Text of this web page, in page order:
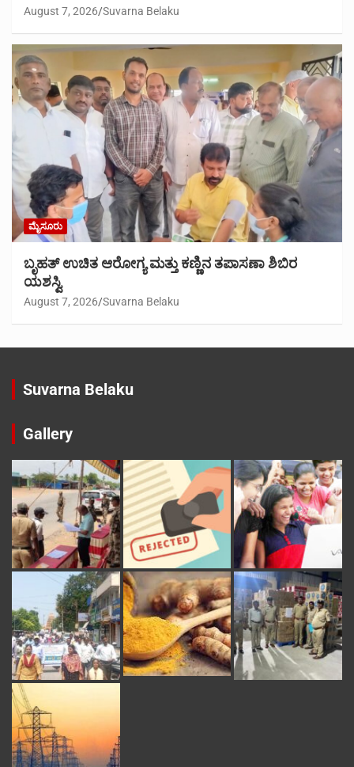
August 7, 2026 Suvarna Belaku
ಮೈಸೂರು
ಬೃಹತ್ ಉಚಿತ ಆರೋಗ್ಯ ಮತ್ತು ಕಣ್ಣಿನ ತಪಾಸಣಾ ಶಿಬಿರ
ಯಶಸ್ವಿ
August 7, 2026 Suvarna Belaku
Suvarna Belaku
Gallery